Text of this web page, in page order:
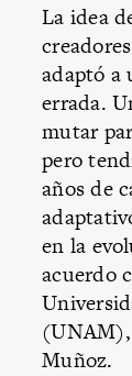
La idea
adaptó a
errada.
mutar
pero
años de
en la
acuerdo
Muñoz.